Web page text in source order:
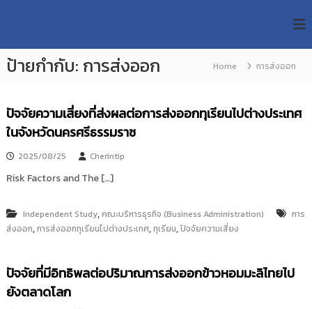
p
U
T
R
e
s
e
a
c
h
p
o
วิ
ท
ลั
ย
เ
ค
น
ล
ยี
ร
ม
ง
ค
ป้ายกำกับ: การส่งออก Home การส่งออก
ปัจจัยความเสี่ยงที่ส่งผลต่อการส่งออกทุเรียนไปต่างประเทศ
ในจังหวัดนครศรีธรรมราช
2025/08/25 Cherintip
Risk Factors and The […]
Independent Study,คณะบริหารธุรกิจ (Business Administration)
การ
ส่งออก,การส่งออกทุเรียนไปต่างประเทศ,ทุเรียน,ปัจจัยความเสี่ยง
ปัจจัยที่มีอิทธิพลต่อปริมาณการส่งออกข้าวหอมมะลิไทยไป
ยังตลาดโลก